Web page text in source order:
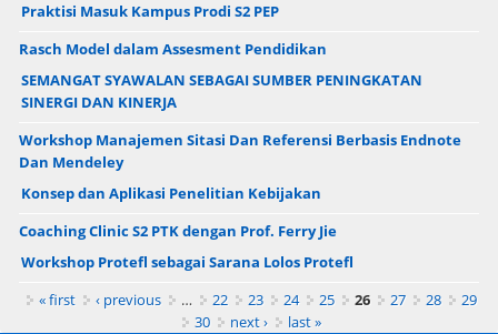
Praktisi Masuk Kampus Prodi S2 PEP
Rasch Model dalam Assesment Pendidikan
SEMANGAT SYAWALAN SEBAGAI SUMBER PENINGKATAN
SINERGI DAN KINERJA
Workshop Manajemen Sitasi Dan Referensi Berbasis Endnote
Dan Mendeley
Konsep dan Aplikasi Penelitian Kebijakan
Coaching Clinic S2 PTK dengan Prof. Ferry Jie
Workshop Protefl sebagai Sarana Lolos Protefl
Pages
« first ‹ previous … 22 23 24 25 26 27 28
29
30
next › last »